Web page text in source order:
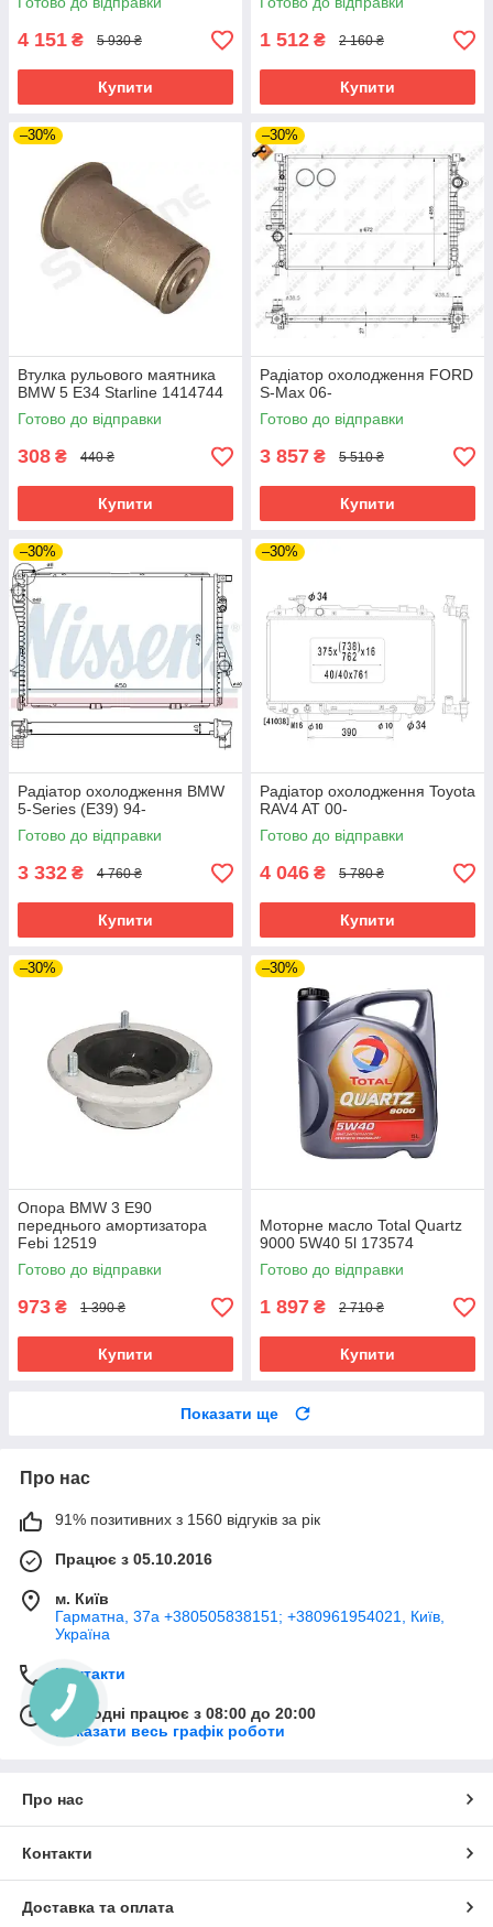
4 151 ₴ 5 930 ₴
Купити
1 512 ₴ 2 160 ₴
Купити
–30%
Втулка рульового маятника
BMW 5 E34 Starline 1414744
Готово до відправки
308 ₴ 440 ₴
Купити
–30%
Радіатор охолодження FORD
S-Max 06-
Готово до відправки
3 857 ₴ 5 510 ₴
Купити
–30%
Радіатор охолодження BMW
5-Series (E39) 94-
Готово до відправки
3 332 ₴ 4 760 ₴
Купити
–30%
Радіатор охолодження Toyota
RAV4 AT 00-
Готово до відправки
4 046 ₴ 5 780 ₴
Купити
–30%
Опора BMW 3 E90
переднього амортизатора
Febi 12519
Готово до відправки
973 ₴ 1 390 ₴
Купити
–30%
Моторне масло Total Quartz
9000 5W40 5l 173574
Готово до відправки
1 897 ₴ 2 710 ₴
Купити
Показати ще
Про нас
91% позитивних з 1560 відгуків за рік
Працює з 05.10.2016
м. Київ
Гарматна, 37а +380505838151; +380961954021, Київ,
Україна
Контакти
Сьогодні працює з 08:00 до 20:00
Показати весь графік роботи
Про нас
Контакти
Доставка та оплата